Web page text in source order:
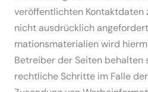
veröf­fent­lichten Kontakt­daten
nicht ausdrücklich
ma­ti­ons­ma­te­rialien wird
Betreiber der Seiten behalten
recht­liche Schritte im Falle